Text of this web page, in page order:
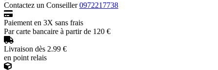
Contactez un Conseiller0972217738
Paiement en 3X sans frais
Par carte bancaire à partir de 120 €
Livraison dès 2.99 €
en point relais